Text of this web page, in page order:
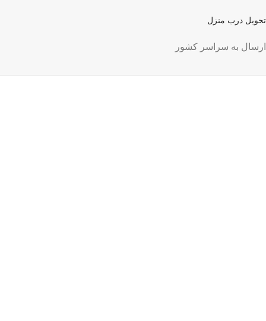
تحویل درب منزل
ارسال به سراسر کشور